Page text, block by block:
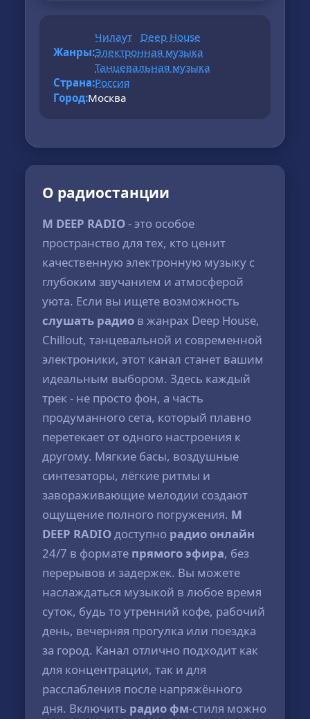
Жанры:
Чилаут
Deep House
Электронная музыка
Танцевальная музыка
Страна:Россия
Город:Москва
О радиостанции
M DEEP RADIO- это особое
пространство для тех, кто ценит
качественную электронную музыку с
глубоким звучанием и атмосферой
уюта. Если вы ищете возможность
слушать радио в жанрах Deep House,
Chillout, танцевальной и современной
электроники, этот канал станет вашим
идеальным выбором. Здесь каждый
трек - не просто фон, а часть
продуманного сета, который плавно
перетекает от одного настроения к
другому. Мягкие басы, воздушные
синтезаторы, лёгкие ритмы и
завораживающие мелодии создают
ощущение полного погружения. M
DEEP RADIOдоступно радио онлайн
24/7 в формате прямого эфира, без
перерывов и задержек. Вы можете
наслаждаться музыкой в любое время
суток, будь то утренний кофе, рабочий
день, вечерняя прогулка или поездка
за город. Канал отлично подходит как
для концентрации, так и для
расслабления после напряжённого
дня. Включить радио фм-стиля можно